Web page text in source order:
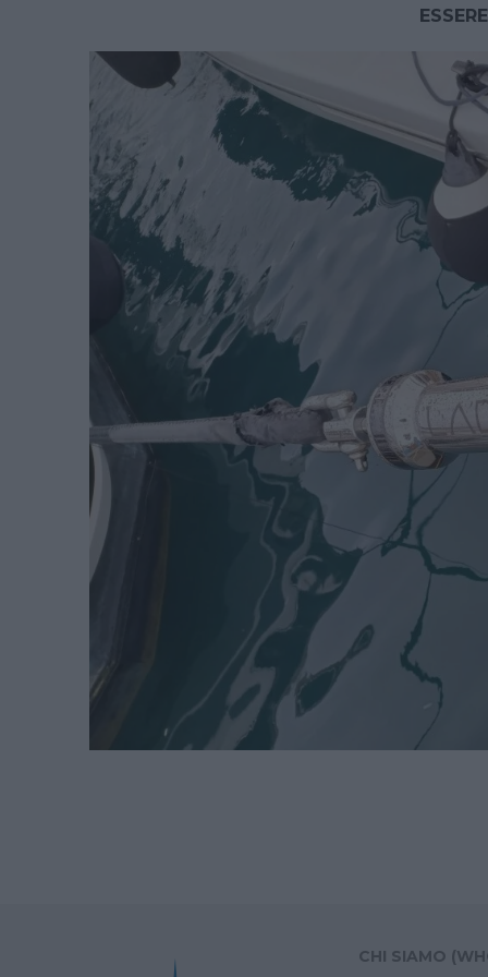
CHI SIAMO